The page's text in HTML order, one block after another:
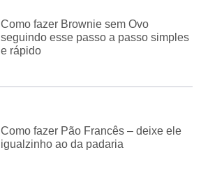
Como fazer Brownie sem Ovo
seguindo esse passo a passo simples
e rápido
Como fazer Pão Francês – deixe ele
igualzinho ao da padaria